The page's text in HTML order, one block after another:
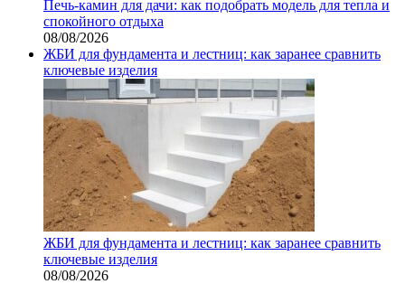
Печь-камин для дачи: как подобрать модель для тепла и
спокойного отдыха
08/08/2026
ЖБИ для фундамента и лестниц: как заранее сравнить
ключевые изделия
ЖБИ для фундамента и лестниц: как заранее сравнить
ключевые изделия
08/08/2026